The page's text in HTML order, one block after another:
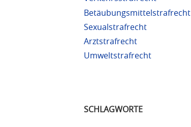
Betäubungsmittelstrafrecht
Sexualstrafrecht
Arztstrafrecht
Umweltstrafrecht
SCHLAGWORTE